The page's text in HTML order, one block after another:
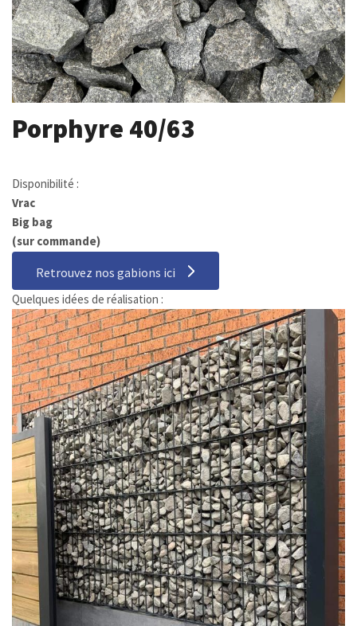
Porphyre 40/63
Disponibilité :
Vrac
Big bag
(sur commande)
Retrouvez nos gabions ici
Quelques idées de réalisation :